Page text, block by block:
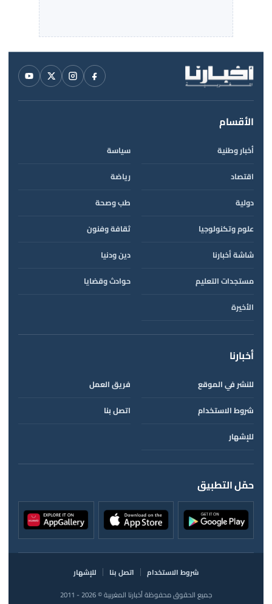
الأقسام
أخبار وطنية
سياسة
اقتصاد
رياضة
دولية
طب وصحة
علوم وتكنولوجيا
ثقافة وفنون
شاشة أخبارنا
دين ودنيا
مستجدات التعليم
حوادث وقضايا
الأخيرة
أخبارنا
للنشر في الموقع
فريق العمل
شروط الاستخدام
اتصل بنا
للإشهار
حمّل التطبيق
شروط الاستخدام اتصل بنا
للإشهار
جميع الحقوق محفوظة أخبارنا المغربية © 2026 - 2011